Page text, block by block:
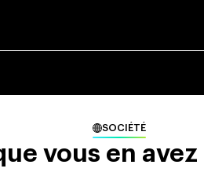
SOCIÉTÉ
vous en